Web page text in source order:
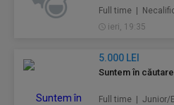
Full time |
ieri, 19:35
5.000 LEI
Suntem în